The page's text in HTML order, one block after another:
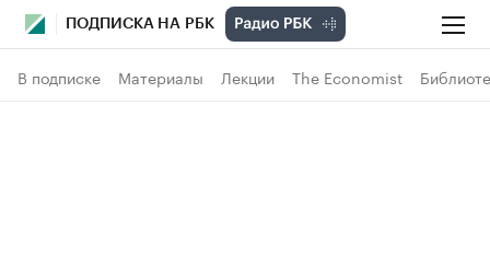
ПОДПИСКА НА РБК
В подписке Материалы Лекции The Economist